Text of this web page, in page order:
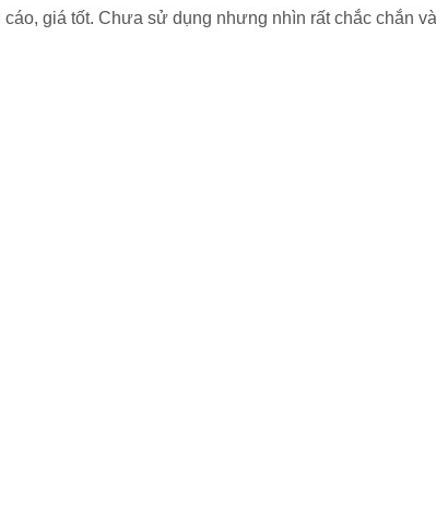
giá tốt. Chưa sử dụng nhưng nhìn rất chắc chắn